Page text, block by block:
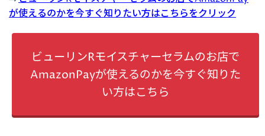
が使えるのかを今すぐ知りたい方はこちらをクリック
ビューリンRモイスチャーセラムのお店で
AmazonPayが使えるのかを今すぐ知りた
い方はこちら